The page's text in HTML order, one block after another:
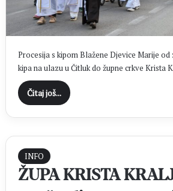
Procesija s kipom Blažene Djevice Marije
kipa na ulazu u Čitluk do župne crkve Krista
Čitaj još...
INFO
ŽUPA KRISTA